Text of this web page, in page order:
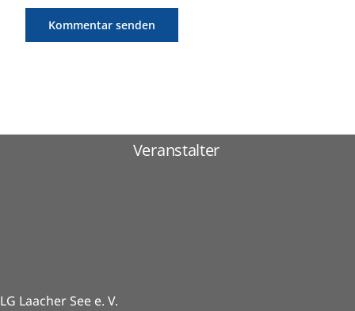
Veranstalter
LG Laacher See e. V.